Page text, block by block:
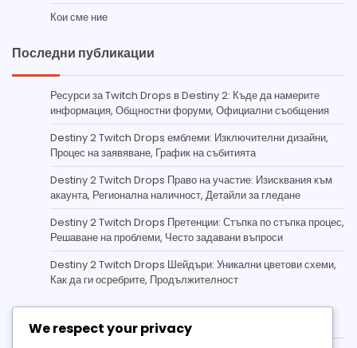
Кои сме ние
Последни публикации
Ресурси за Twitch Drops в Destiny 2: Къде да намерите
информация, Общностни форуми, Официални съобщения
Destiny 2 Twitch Drops емблеми: Изключителни дизайни,
Процес на заявяване, График на събитията
Destiny 2 Twitch Drops Право на участие: Изисквания към
акаунта, Регионална наличност, Детайли за гледане
Destiny 2 Twitch Drops Претенции: Стъпка по стъпка процес,
Решаване на проблеми, Често задавани въпроси
Destiny 2 Twitch Drops Шейдъри: Уникални цветови схеми,
Как да ги осребрите, Продължителност
We respect your privacy